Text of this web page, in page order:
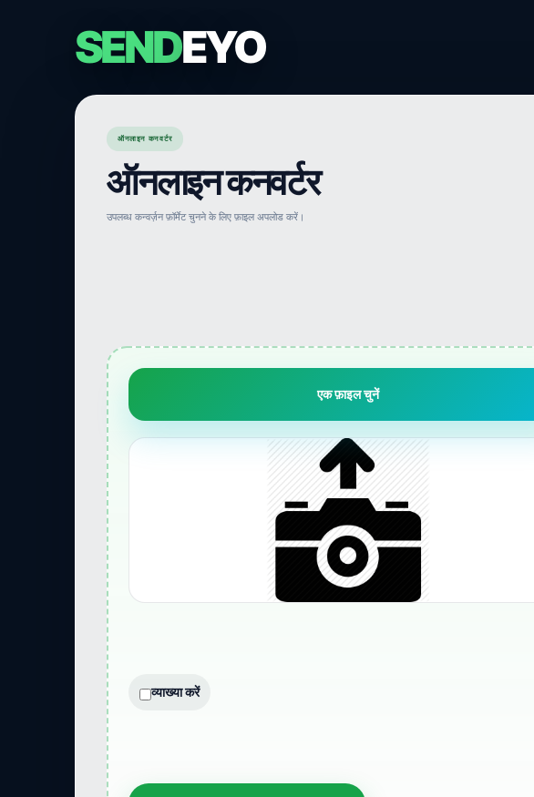
SENDEYO
ऑनलाइन कनवर्टर
ऑनलाइन कनवर्टर
उपलब्ध कन्वर्ज़न फ़ॉर्मेट चुनने के लिए फ़ाइल अपलोड करें।
एक फ़ाइल चुनें
व्याख्या करें